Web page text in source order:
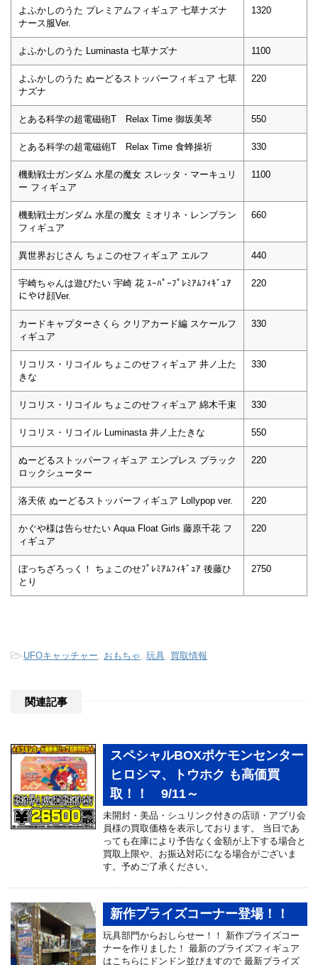
よふかしのうた プレミアムフィギュア 七草ナズナ
ナース服Ver.
1320
よふかしのうた Luminasta 七草ナズナ 1100
よふかしのうた ぬーどるストッパーフィギュア 七草
ナズナ
220
とある科学の超電磁砲T Relax Time 御坂美琴 550
とある科学の超電磁砲T Relax Time 食蜂操祈 330
機動戦士ガンダム 水星の魔女 スレッタ・マーキュリ
ー フィギュア
1100
機動戦士ガンダム 水星の魔女 ミオリネ・レンブラン
フィギュア
660
異世界おじさん ちょこのせフィギュア エルフ 440
宇崎ちゃんは遊びたい 宇崎 花 ｽｰﾊﾟｰﾌﾟﾚﾐｱﾑﾌｨｷﾞｭｱ
にやけ顔Ver.
220
カードキャプターさくら クリアカード編 スケールフ
ィギュア
330
リコリス・リコイル ちょこのせフィギュア 井ノ上た
きな
330
リコリス・リコイル ちょこのせフィギュア 綿木千束 330
リコリス・リコイル Luminasta 井ノ上たきな 550
ぬーどるストッパーフィギュア エンプレス ブラック
ロックシューター
220
洛天依 ぬーどるストッパーフィギュア Lollypop ver. 220
かぐや様は告らせたい Aqua Float Girls 藤原千花 フ
ィギュア
220
ぼっちざろっく！ ちょこのせﾌﾟﾚﾐｱﾑﾌｨｷﾞｭｱ 後藤ひ
とり
2750
-UFOキャッチャー, おもちゃ, 玩具, 買取情報
関連記事
スペシャルBOXポケモンセンター
ヒロシマ、トウホク も高価買
取！！ 9/11～
未開封・美品・シュリンク付きの店頭・アプリ会
員様の買取価格を表示しております。 当日であ
っても在庫により予告なく金額が上下する場合と
買取上限や、お振込対応になる場合がございま
す。予めご了承ください。
新作プライズコーナー登場！！
玩具部門からおしらせー！！ 新作プライズコー
ナーを作りました！ 最新のプライズフィギュア
はこちらにドンドン並びますので 最新プライズ